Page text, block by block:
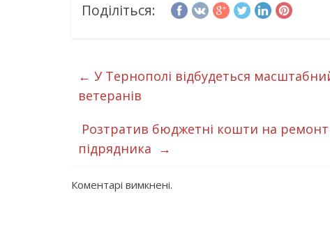
Поділіться:
← У Тернополі відбудеться
ветеранів
Розтратив бюджетні кошти на ремонт
підрядника →
Коментарі вимкнені.